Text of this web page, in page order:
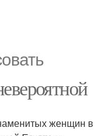
женщин в